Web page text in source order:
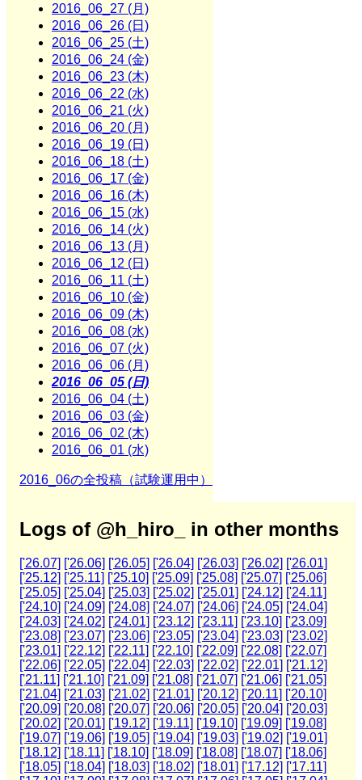
2016_06_27 (月)
2016_06_26 (日)
2016_06_25 (土)
2016_06_24 (金)
2016_06_23 (木)
2016_06_22 (水)
2016_06_21 (火)
2016_06_20 (月)
2016_06_19 (日)
2016_06_18 (土)
2016_06_17 (金)
2016_06_16 (木)
2016_06_15 (水)
2016_06_14 (火)
2016_06_13 (月)
2016_06_12 (日)
2016_06_11 (土)
2016_06_10 (金)
2016_06_09 (木)
2016_06_08 (水)
2016_06_07 (火)
2016_06_06 (月)
2016_06_05 (日)
2016_06_04 (土)
2016_06_03 (金)
2016_06_02 (木)
2016_06_01 (水)
2016_06の全投稿（試験運用中）
Logs of @h_hiro_ in other months
['26.07] ['26.06] ['26.05] ['26.04] ['26.03] ['26.02] ['26.01]
['25.12] ['25.11] ['25.10] ['25.09] ['25.08] ['25.07] ['25.06]
['25.05] ['25.04] ['25.03] ['25.02] ['25.01] ['24.12] ['24.11]
['24.10] ['24.09] ['24.08] ['24.07] ['24.06] ['24.05] ['24.04]
['24.03] ['24.02] ['24.01] ['23.12] ['23.11] ['23.10] ['23.09]
['23.08] ['23.07] ['23.06] ['23.05] ['23.04] ['23.03] ['23.02]
['23.01] ['22.12] ['22.11] ['22.10] ['22.09] ['22.08] ['22.07]
['22.06] ['22.05] ['22.04] ['22.03] ['22.02] ['22.01] ['21.12]
['21.11] ['21.10] ['21.09] ['21.08] ['21.07] ['21.06] ['21.05]
['21.04] ['21.03] ['21.02] ['21.01] ['20.12] ['20.11] ['20.10]
['20.09] ['20.08] ['20.07] ['20.06] ['20.05] ['20.04] ['20.03]
['20.02] ['20.01] ['19.12] ['19.11] ['19.10] ['19.09] ['19.08]
['19.07] ['19.06] ['19.05] ['19.04] ['19.03] ['19.02] ['19.01]
['18.12] ['18.11] ['18.10] ['18.09] ['18.08] ['18.07] ['18.06]
['18.05] ['18.04] ['18.03] ['18.02] ['18.01] ['17.12] ['17.11]